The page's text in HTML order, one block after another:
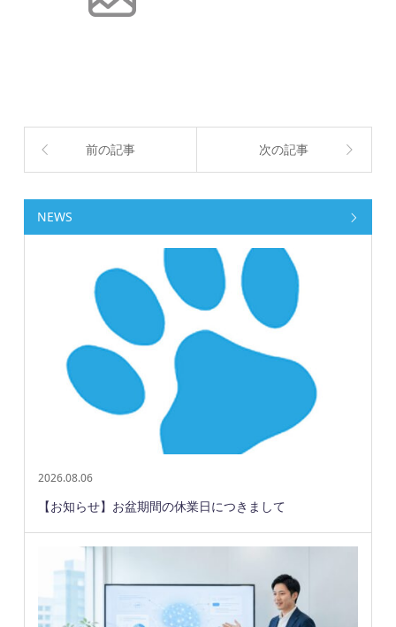
前の記事 次の記事
NEWS
2026.08.06
【お知らせ】お盆期間の休業日につきまして